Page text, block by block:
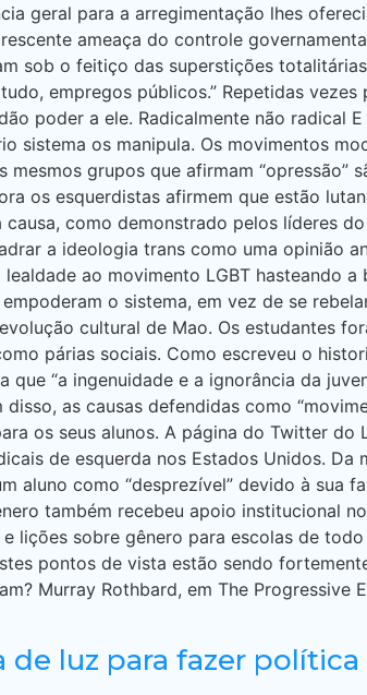
geral para a arregimentação lhes
ameaça do controle
sob o feitiço das superstições
empregos públicos.” Repetidas
poder a ele. Radicalmente não radical
sistema os manipula. Os movimentos
grupos que afirmam
os esquerdistas afirmem que estão
como demonstrado pelos líderes
a ideologia trans como uma opinião
ao movimento LGBT hasteando
o sistema, em vez de se
cultural de Mao. Os estudantes
párias sociais. Como escreveu o
que “a ingenuidade e a ignorância da
as causas defendidas como
os seus alunos. A página do Twitter
de esquerda nos Estados Unidos.
aluno como “desprezível” devido à sua
também recebeu apoio institucional
lições sobre gênero para escolas de
pontos de vista estão sendo
Murray Rothbard, em The
de luz para fazer política